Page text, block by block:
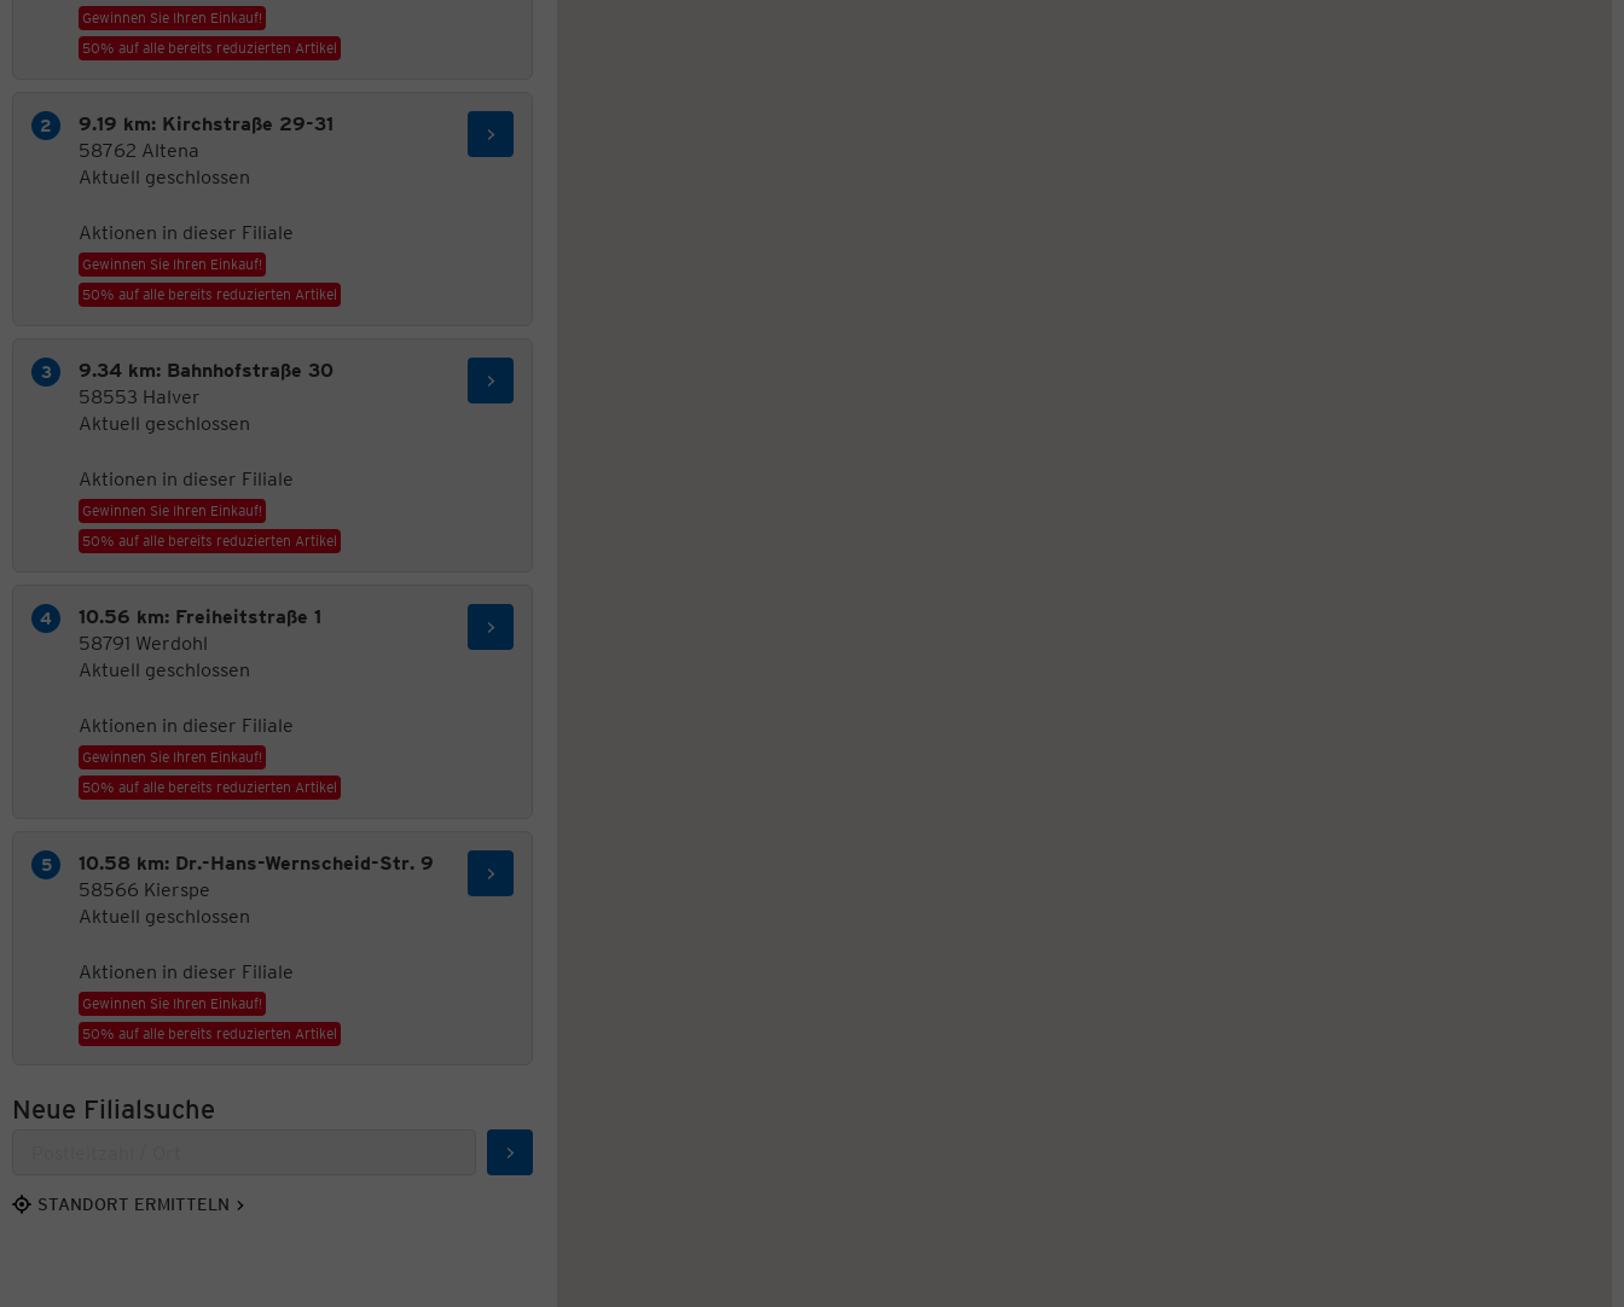
Gewinnen Sie Ihren Einkauf!
50% auf alle bereits reduzierten Artikel
9.19 km: Kirchstraße 29-31
58762 Altena
Aktuell geschlossen
Aktionen in dieser Filiale
Gewinnen Sie Ihren Einkauf!
50% auf alle bereits reduzierten Artikel
9.34 km: Bahnhofstraße 30
58553 Halver
Aktuell geschlossen
Aktionen in dieser Filiale
Gewinnen Sie Ihren Einkauf!
50% auf alle bereits reduzierten Artikel
10.56 km: Freiheitstraße 1
58791 Werdohl
Aktuell geschlossen
Aktionen in dieser Filiale
Gewinnen Sie Ihren Einkauf!
50% auf alle bereits reduzierten Artikel
10.58 km: Dr.-Hans-Wernscheid-Str. 9
58566 Kierspe
Aktuell geschlossen
Aktionen in dieser Filiale
Gewinnen Sie Ihren Einkauf!
50% auf alle bereits reduzierten Artikel
Neue Filialsuche
Suchen
STANDORT ERMITTELN